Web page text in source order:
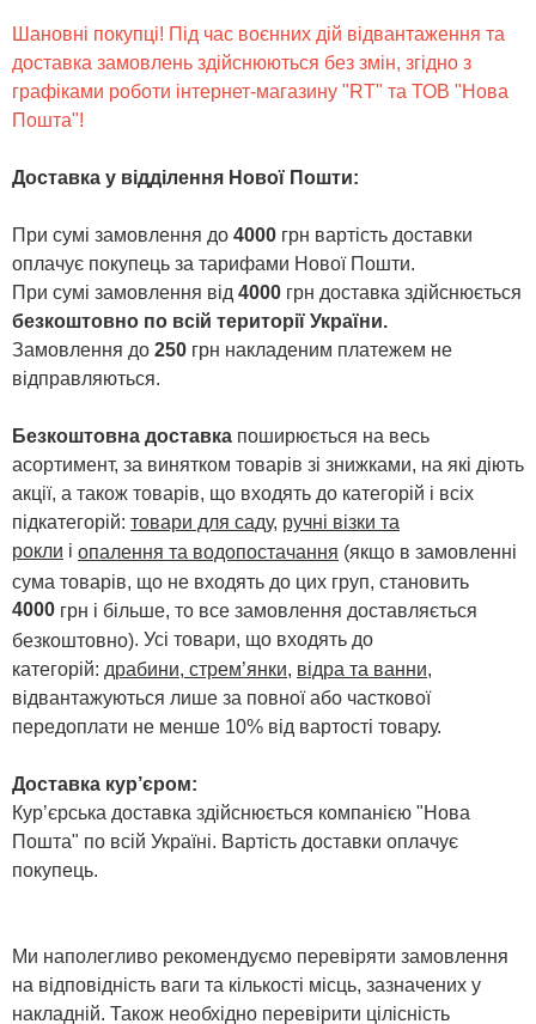
Шановні покупці! Під час воєнних дій відвантаження та
доставка замовлень здійснюються без змін, згідно з
графіками роботи інтернет-магазину "RT" та ТОВ "Нова
Пошта"!
Доставка у відділення Нової Пошти:
При сумі замовлення до 4000 грн вартість доставки
оплачує покупець за тарифами Нової Пошти.
При сумі замовлення від 4000 грн доставка здійснюється
безкоштовно по всій території України.
Замовлення до 250 грн накладеним платежем не
відправляються.
Безкоштовна доставка поширюється на весь
асортимент, за винятком товарів зі знижками, на які діють
акції, а також товарів, що входять до категорій і всіх
підкатегорій: товари для саду, ручні візки та
рокли і опалення та водопостачання (якщо в замовленні
сума товарів, що не входять до цих груп, становить
4000 грн і більше, то все замовлення доставляється
безкоштовно). Усі товари, що входять до
категорій: драбини, стрем’янки, відра та ванни,
відвантажуються лише за повної або часткової
передоплати не менше 10% від вартості товару.
Доставка кур’єром:
Кур’єрська доставка здійснюється компанією "Нова
Пошта" по всій Україні. Вартість доставки оплачує
покупець.
Ми наполегливо рекомендуємо перевіряти замовлення
на відповідність ваги та кількості місць, зазначених у
накладній. Також необхідно перевірити цілісність